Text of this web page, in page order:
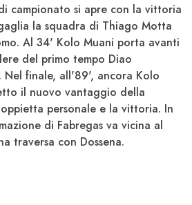
campionato si apre con la vittoria
la squadra di Thiago Motta
. Al 34' Kolo Muani porta avanti
del primo tempo Diao
Nel finale, all'89', ancora Kolo
il nuovo vantaggio della
personale e la vittoria. In
di Fabregas va vicina al
traversa con Dossena.